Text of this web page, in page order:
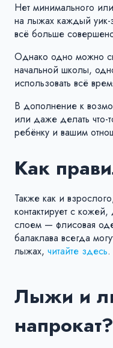
Нет минимального или
на лыжах каждый
всё больше
Однако одно можно
начальной школы,
использовать всё
В дополнение к
или даже делать что-
ребёнку и вашим
Как
Также как и
контактирует с
слоем — флисовая
балаклава всегда
лыжах, читайте здесь.
Лыжи и
напрокат?